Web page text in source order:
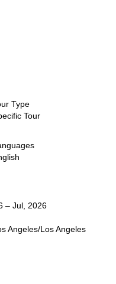
Type
Tour
– Jul, 2026
Angeles/Los Angeles